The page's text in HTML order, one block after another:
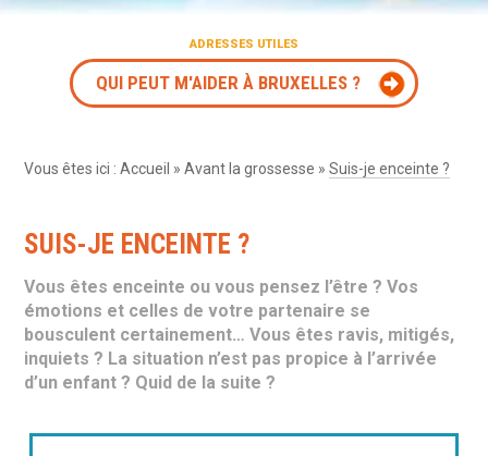
ADRESSES UTILES
QUI PEUT M'AIDER À BRUXELLES ?
Vous êtes ici :Accueil »Avant la grossesse »Suis-je enceinte ?
SUIS-JE ENCEINTE ?
Vous êtes enceinte ou vous pensez l’être ? Vos
émotions et celles de votre partenaire se
bousculent certainement… Vous êtes ravis, mitigés,
inquiets ? La situation n’est pas propice à l’arrivée
d’un enfant ? Quid de la suite ?